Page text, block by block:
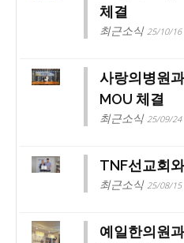
체결
최근소식 25/10/16
사랑의병원
MOU 체결
최근소식 25/09/24
TNF선교회
최근소식 25/08/15
예일한의원